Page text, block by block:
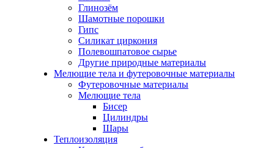
Глинозём
Шамотные порошки
Гипс
Силикат циркония
Полевошпатовое сырье
Другие природные материалы
Мелющие тела и футеровочные материалы
Футеровочные материалы
Мелющие тела
Бисер
Цилиндры
Шары
Теплоизоляция